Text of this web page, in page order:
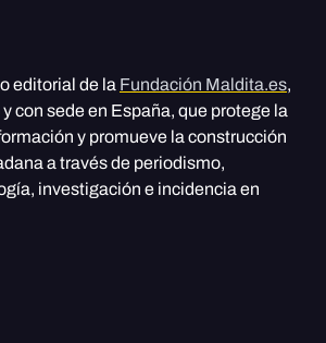
editorial de la Fundación Maldita.es,
con sede en España, que protege la
y promueve la construcción
a través de periodismo,
investigación e incidencia en